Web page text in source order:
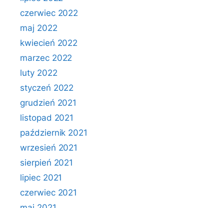
czerwiec 2022
maj 2022
kwiecień 2022
marzec 2022
luty 2022
styczeń 2022
grudzień 2021
listopad 2021
październik 2021
wrzesień 2021
sierpień 2021
lipiec 2021
czerwiec 2021